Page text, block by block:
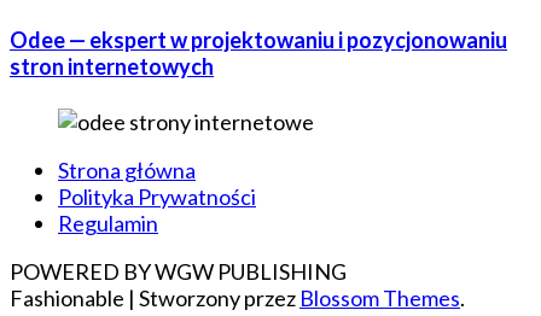
Odee — ekspert w projektowaniu i pozycjonowaniu
stron internetowych
Strona główna
Polityka Prywatności
Regulamin
POWERED BY WGW PUBLISHING
Fashionable | Stworzony przez Blossom Themes.